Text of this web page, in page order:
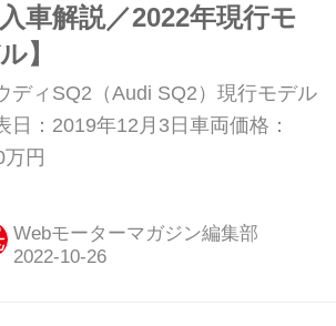
車解説／2022年現行モ
】
ディSQ2（Audi SQ2）現行モデル
日：2019年12月3日車両価格：
万円
Webモーターマガジン編集部